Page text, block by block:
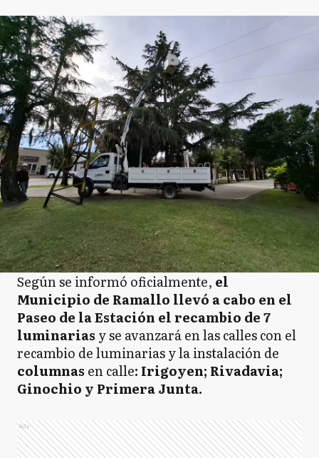
Según se informó oficialmente, el
Municipio de Ramallo llevó a cabo en el
Paseo de la Estación el recambio de 7
luminarias y se avanzará en las calles con el
recambio de luminarias y la instalación de
columnas en calle: Irigoyen; Rivadavia;
Ginochio y Primera Junta.
Ads